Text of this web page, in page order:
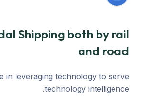
Shipping both by rail
and road
in leveraging technology to serve
technology intelligence.